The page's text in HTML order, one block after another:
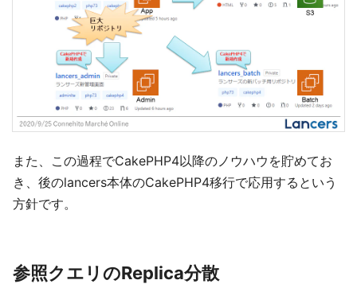
また、この過程でCakePHP4以降のノウハウを貯めてお
き、後のlancers本体のCakePHP4移行で応用するという
方針です。
参照クエリのReplica分散